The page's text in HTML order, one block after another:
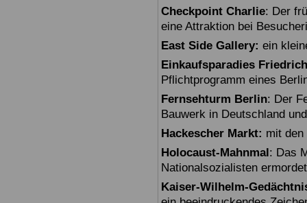
Checkpoint Charlie: Der
eine Attraktion bei
East Side Gallery: ein
Einkaufsparadies
Pflichtprogramm eines
Fernsehturm Berlin: Der
Bauwerk in Deutschland
Hackescher Markt: mit
Holocaust-Mahnmal : Das
Nationalsozialisten
Kaiser-Wilhelm-